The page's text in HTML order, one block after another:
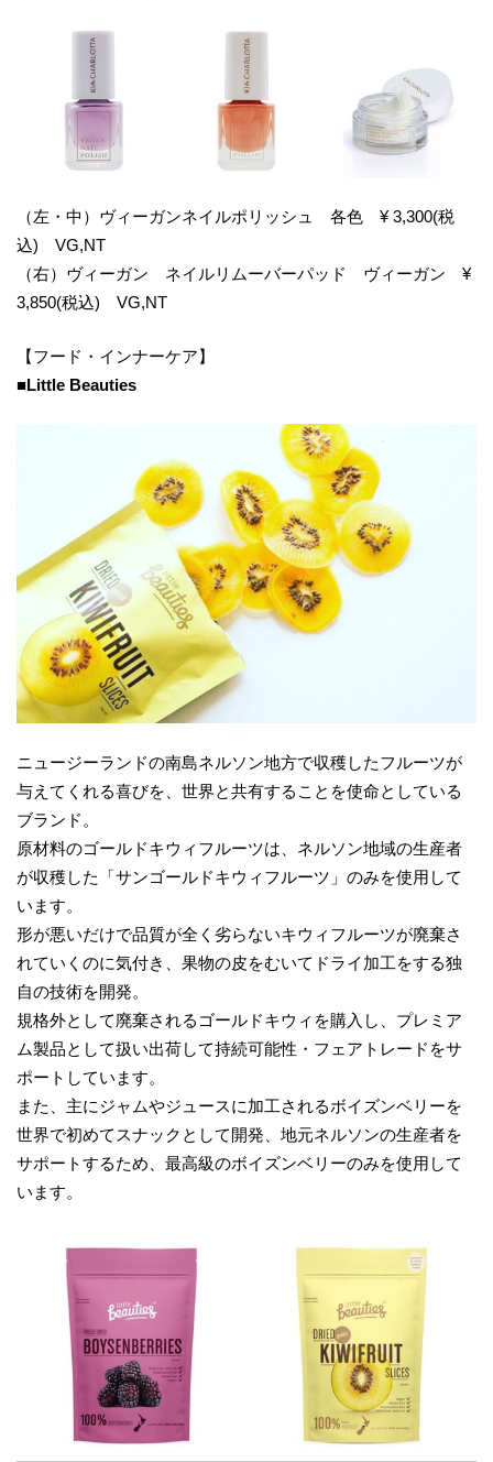
（左・中）ヴィーガンネイルポリッシュ 各色 ¥ 3,300(税
込) VG,NT
（右）ヴィーガン ネイルリムーバーパッド ヴィーガン ¥
3,850(税込) VG,NT
【フード・インナーケア】
■Little Beauties
ニュージーランドの南島ネルソン地方で収穫したフルーツが
与えてくれる喜びを、世界と共有することを使命としている
ブランド。
原材料のゴールドキウィフルーツは、ネルソン地域の生産者
が収穫した「サンゴールドキウィフルーツ」のみを使用して
います。
形が悪いだけで品質が全く劣らないキウィフルーツが廃棄さ
れていくのに気付き、果物の皮をむいてドライ加工をする独
自の技術を開発。
規格外として廃棄されるゴールドキウィを購入し、プレミア
ム製品として扱い出荷して持続可能性・フェアトレードをサ
ポートしています。
また、主にジャムやジュースに加工されるボイズンベリーを
世界で初めてスナックとして開発、地元ネルソンの生産者を
サポートするため、最高級のボイズンベリーのみを使用して
います。